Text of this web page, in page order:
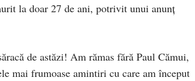
la doar 27 de ani, potrivit unui anunț
de astăzi! Am rămas fără Paul Cămui,
mai frumoase amintiri cu care am început